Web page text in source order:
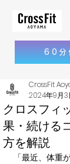
60分
クロスフィ
果・続ける
方を解説
CrossFit
2024年9月3
「最近、体重